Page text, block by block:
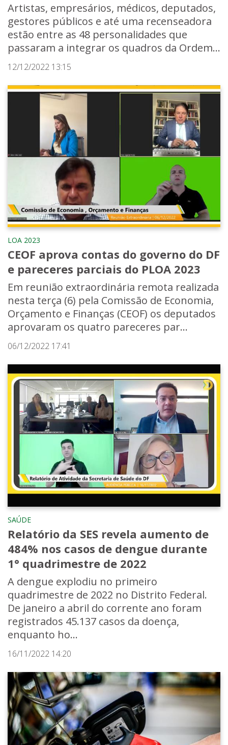
Artistas, empresários, médicos, deputados,
gestores públicos e até uma recenseadora
estão entre as 48 personalidades que
passaram a integrar os quadros da Ordem...
12/12/2022 13:15
LOA 2023
CEOF aprova contas do governo do DF
e pareceres parciais do PLOA 2023
Em reunião extraordinária remota realizada
nesta terça (6) pela Comissão de Economia,
Orçamento e Finanças (CEOF) os deputados
aprovaram os quatro pareceres par...
06/12/2022 17:41
SAÚDE
Relatório da SES revela aumento de
484% nos casos de dengue durante
1° quadrimestre de 2022
A dengue explodiu no primeiro
quadrimestre de 2022 no Distrito Federal.
De janeiro a abril do corrente ano foram
registrados 45.137 casos da doença,
enquanto ho...
16/11/2022 14:20